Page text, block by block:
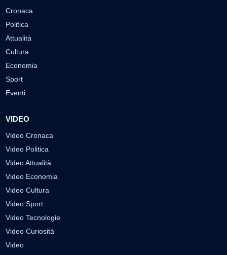
Cronaca
Politica
Attualità
Cultura
Economia
Sport
Eventi
VIDEO
Video Cronaca
Video Politica
Video Attualità
Video Economia
Video Cultura
Video Sport
Video Tecnologie
Video Curiosità
Video